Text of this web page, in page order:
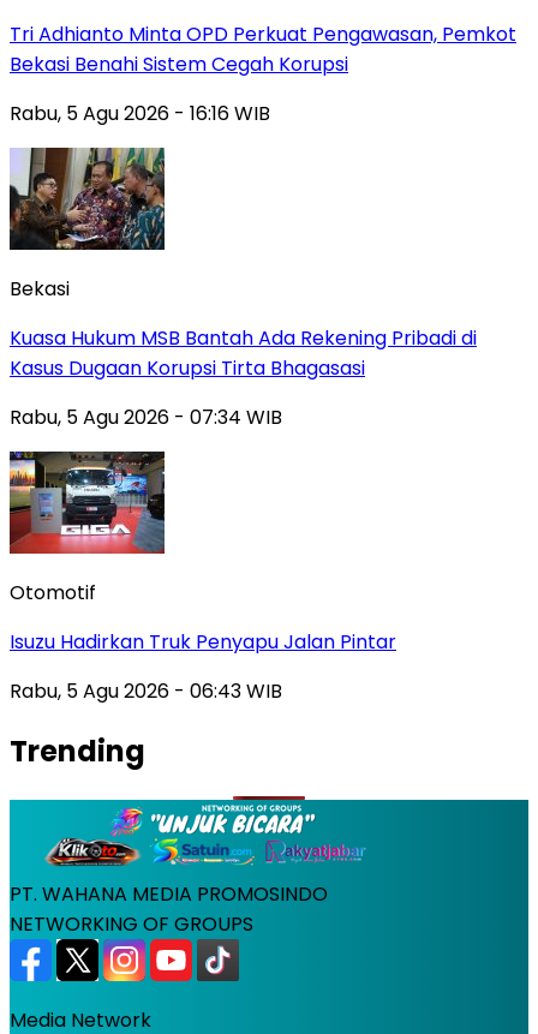
Tri Adhianto Minta OPD Perkuat Pengawasan, Pemkot
Bekasi Benahi Sistem Cegah Korupsi
Rabu, 5 Agu 2026 - 16:16 WIB
Bekasi
Kuasa Hukum MSB Bantah Ada Rekening Pribadi di
Kasus Dugaan Korupsi Tirta Bhagasasi
Rabu, 5 Agu 2026 - 07:34 WIB
Otomotif
Isuzu Hadirkan Truk Penyapu Jalan Pintar
Rabu, 5 Agu 2026 - 06:43 WIB
Trending
PT. WAHANA MEDIA PROMOSINDO
NETWORKING OF GROUPS
Media Network